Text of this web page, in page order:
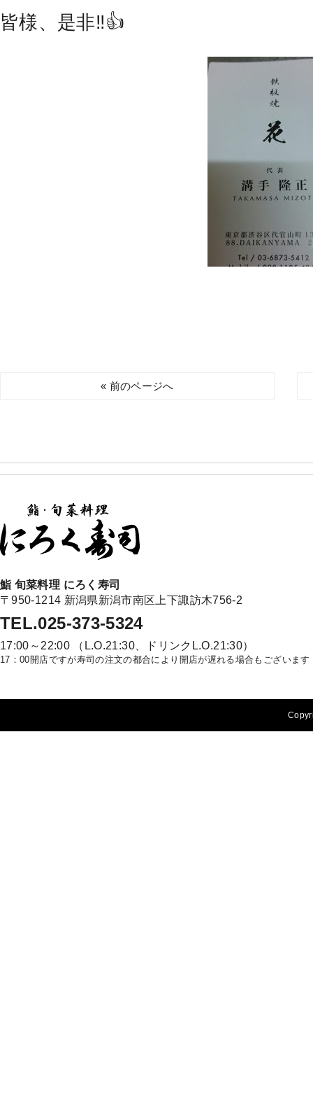
皆様、是非‼👍
« 前のページへ
鮨 旬菜料理 にろく寿司
〒950-1214 新潟県新潟市南区上下諏訪木756-2
TEL.025-373-5324
17:00～22:00 （L.O.21:30、ドリンクL.O.21:30）
17：00開店ですが寿司の注文の都合により開店が遅れる場合もございます